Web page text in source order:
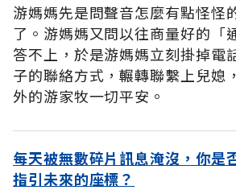
游媽媽先是問聲音怎麼有點怪怪
了。游媽媽又問以往商量好的「
答不上，於是游媽媽立刻掛掉電
子的聯絡方式，輾轉聯繫上兒媳
外的游家牧一切平安。
每天被無數碎片訊息淹沒，你是
指引未來的座標？